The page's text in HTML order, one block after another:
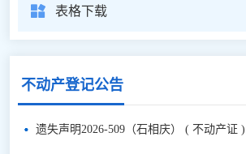
表格下载
不动产登记公告
遗失声明2026-509（石相庆） ( 不动产证 )